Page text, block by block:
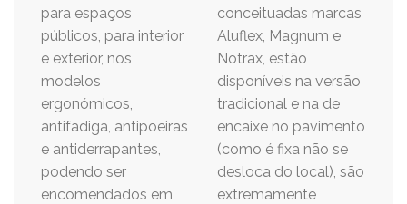
para espaços
públicos, para interior
e exterior, nos
modelos
ergonómicos,
antifadiga, antipoeiras
e antiderrapantes,
podendo ser
encomendados em
conceituadas marcas
Aluflex, Magnum e
Notrax, estão
disponíveis na versão
tradicional e na de
encaixe no pavimento
(como é fixa não se
desloca do local), são
extremamente